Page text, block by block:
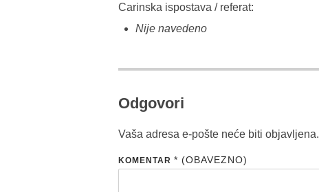
Carinska ispostava / referat:
Nije navedeno
Odgovori
Vaša adresa e-pošte neće biti objavljena.
KOMENTAR * (OBAVEZNO)